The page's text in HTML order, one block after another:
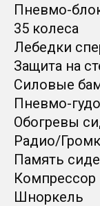
Пневмо-
35 колеса
Лебедки
Защита на
Силовые
Пневмо-
Обогревы
Радио/
Память
Компрессор
Шноркель